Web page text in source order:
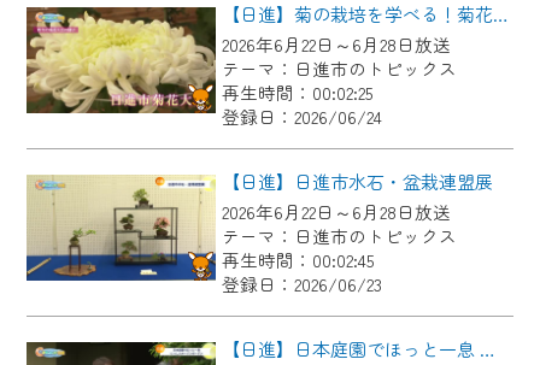
【日進】菊の栽培を学べる！菊花大会に向けた菊づくり講習会
2026年6月22日～6月28日放送
テーマ：日進市のトピックス
再生時間：00:02:25
登録日：2026/06/24
【日進】日進市水石・盆栽連盟展
2026年6月22日～6月28日放送
テーマ：日進市のトピックス
再生時間：00:02:45
登録日：2026/06/23
【日進】日本庭園でほっと一息 にっしんオープンガーデン
2024/09/02
動画配信サービス『CCNet Web TV』は2024
年9月24日からリニューアルします！
【変更点】
◆デザイン変更により、お住まいの地域
の動画コンテンツが一目瞭然。
◆当社アプリやＰＣブラウザから、いつ
でも・どこでも・外出先でも！
CCNetサービスエリア20市町の地域情報
番組をご視聴いただけます！